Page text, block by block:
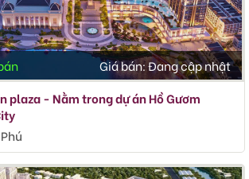
Giá bán:Đang cập nhật
plaza - Nằm trong dự án Hồ Gươm